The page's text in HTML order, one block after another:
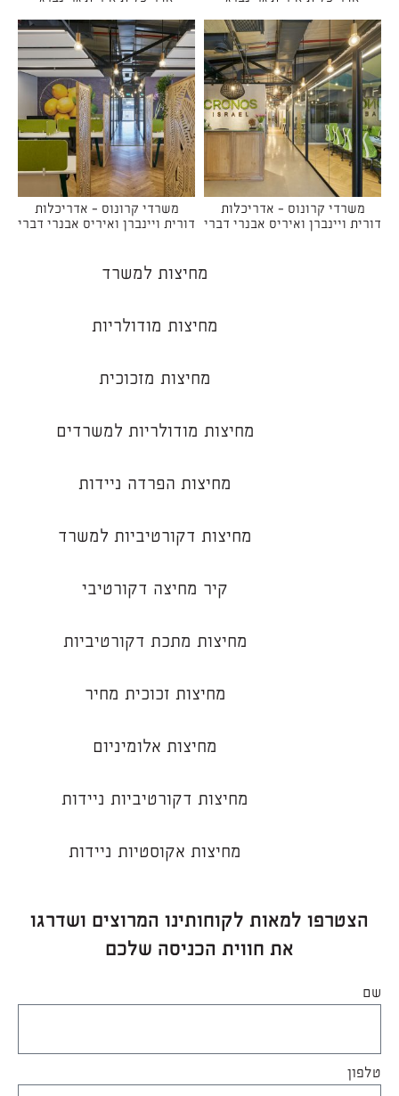
משרדי קרונוס - אדריכלות
דורית ויינברן ואיריס אבנרי דברי
משרדי קרונוס - אדריכלות
דורית ויינברן ואיריס אבנרי דברי
מחיצות למשרד
מחיצות מודולריות
מחיצות מזכוכית
מחיצות מודולריות למשרדים
מחיצות הפרדה ניידות
מחיצות דקורטיביות למשרד
קיר מחיצה דקורטיבי
מחיצות מתכת דקורטיביות
מחיצות זכוכית מחיר
מחיצות אלומיניום
מחיצות דקורטיביות ניידות
מחיצות אקוסטיות ניידות
הצטרפו למאות לקוחותינו המרוצים ושדרגו
את חווית הכניסה שלכם
שם
טלפון